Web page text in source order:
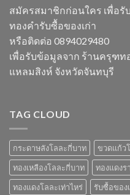
ซื้อ
เก่า
ที่
สนใจ
ในปี
ไหร่
ราคา
วัสดุ
ซื้อ
ของ
เก่า
ยอด
2566
สมัครสมาชิกก่อนใคร เพื่อรั
ทองคำรับซื้อของเก่า
หรือติดต่อ 0894029480
เพื่อรับข้อมูลจาก ร้านครุฑท
แหลมสิงห์ จังหวัดจันทบุรี
TAG CLOUD
กระดาษลังโลละกี่บาท ขวดแก้ว
ทองเหลืองโลละกี่บาท
ทองแดงร
ทองแดงโลละเท่าไหร่
รับซื้อของ